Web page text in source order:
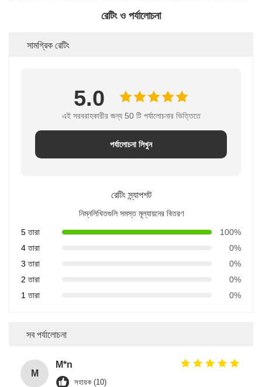
রেটিং ও পর্যালোচনা
সামগ্রিক রেটিং
5.0
এই সরবরাহকারীর জন্য 50 টি পর্যালোচনার ভিত্তিতে
পর্যালোচনা লিখুন
রেটিং স্ন্যাপশট
নিম্নলিখিতগুলি সমস্ত মূল্যায়নের বিতরণ
5 তারা
100%
4 তারা
0%
3 তারা
0%
2 তারা
0%
1 তারা
0%
সব পর্যালোচনা
M
M*n
সহায়ক (10)